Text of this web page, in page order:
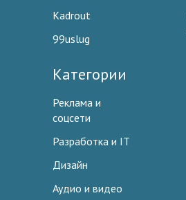
Kadrout
99uslug
Категории
Реклама и
соцсети
Разработка и IT
Дизайн
Аудио и видео